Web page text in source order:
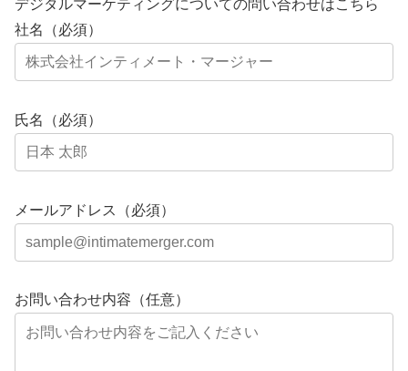
デジタルマーケティングについての問い合わせはこちら
社名（必須）
氏名（必須）
メールアドレス（必須）
お問い合わせ内容（任意）